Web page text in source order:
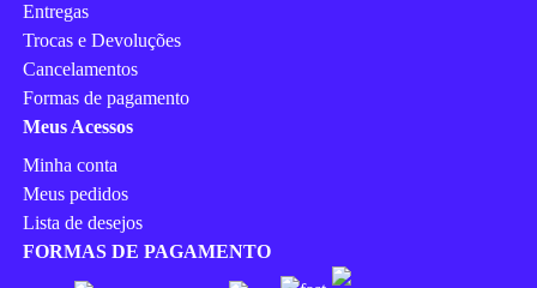
Entregas
Trocas e Devoluções
Cancelamentos
Formas de pagamento
Meus Acessos
Minha conta
Meus pedidos
Lista de desejos
FORMAS DE PAGAMENTO